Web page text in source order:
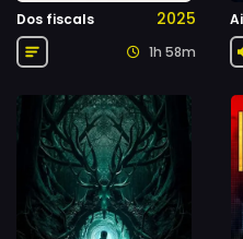
Dos fiscals 2025
1h 58m